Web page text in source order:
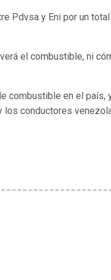
Pdvsa y Eni por un
el combustible, ni
combustible en el país,
conductores